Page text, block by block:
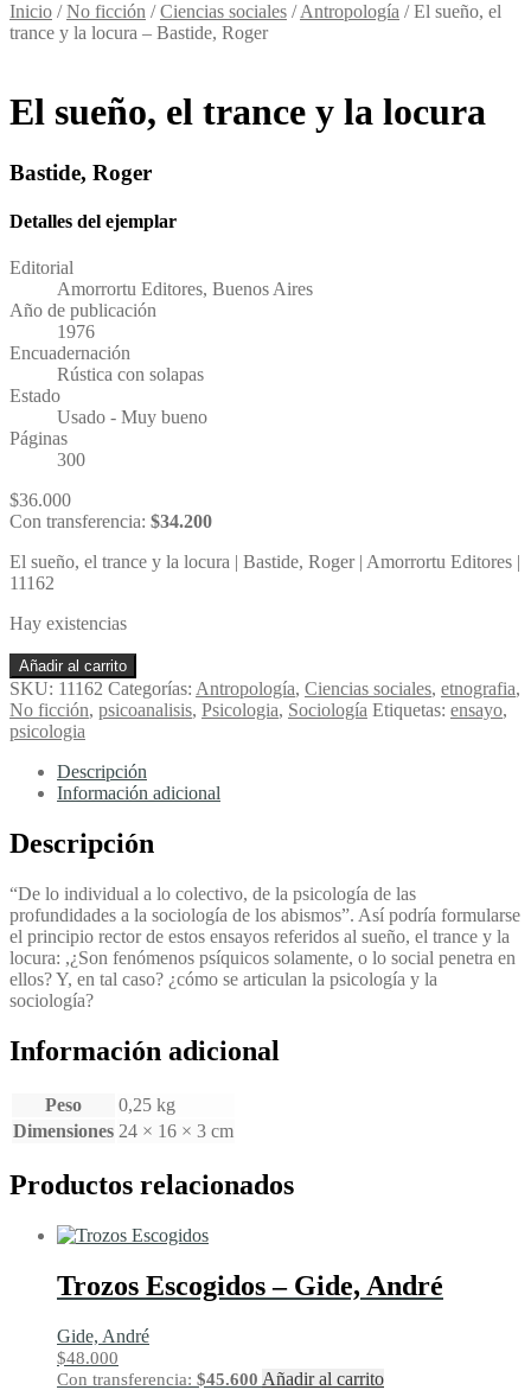
Inicio /No ficción /Ciencias sociales /Antropología /El sueño, el
trance y la locura – Bastide, Roger
El sueño, el trance y la locura
Bastide, Roger
Detalles del ejemplar
Editorial
Amorrortu Editores, Buenos Aires
Año de publicación
1976
Encuadernación
Rústica con solapas
Estado
Usado - Muy bueno
Páginas
300
$36.000
Con transferencia: $34.200
El sueño, el trance y la locura | Bastide, Roger | Amorrortu Editores |
11162
Hay existencias
El
sueño,
el
trance
y
locura
Bastide,
Roger
Añadir al carrito
SKU: 11162 Categorías: Antropología, Ciencias sociales, etnografia,
No ficción, psicoanalisis, Psicologia, Sociología Etiquetas: ensayo,
psicologia
Descripción
Información adicional
Descripción
“De lo individual a lo colectivo, de la psicología de las
profundidades a la sociología de los abismos”. Así podría formularse
el principio rector de estos ensayos referidos al sueño, el trance y la
locura: ,¿Son fenómenos psíquicos solamente, o lo social penetra en
ellos? Y, en tal caso? ¿cómo se articulan la psicología y la
sociología?
Información adicional
Peso
0,25 kg
Dimensiones 24 × 16 × 3 cm
Productos relacionados
Trozos Escogidos – Gide, André
Gide, André
$48.000
Con transferencia: $45.600 Añadir al carrito